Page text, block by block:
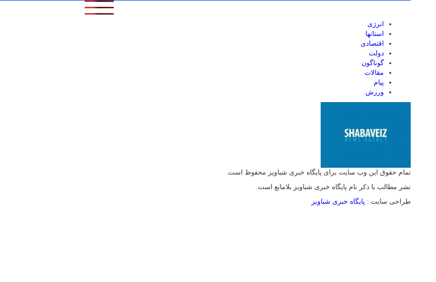
انرژی
استانها
اقتصادی
دولت
گوناگون
مقالات
پیام
ورزش
تمام حقوق این وب سایت برای پایگاه خبری شباویز محفوظ است.
نشر مطالب با ذکر نام پایگاه خبری شباویز بلامانع است.
طراحی سایت : پایگاه خبری شباویز